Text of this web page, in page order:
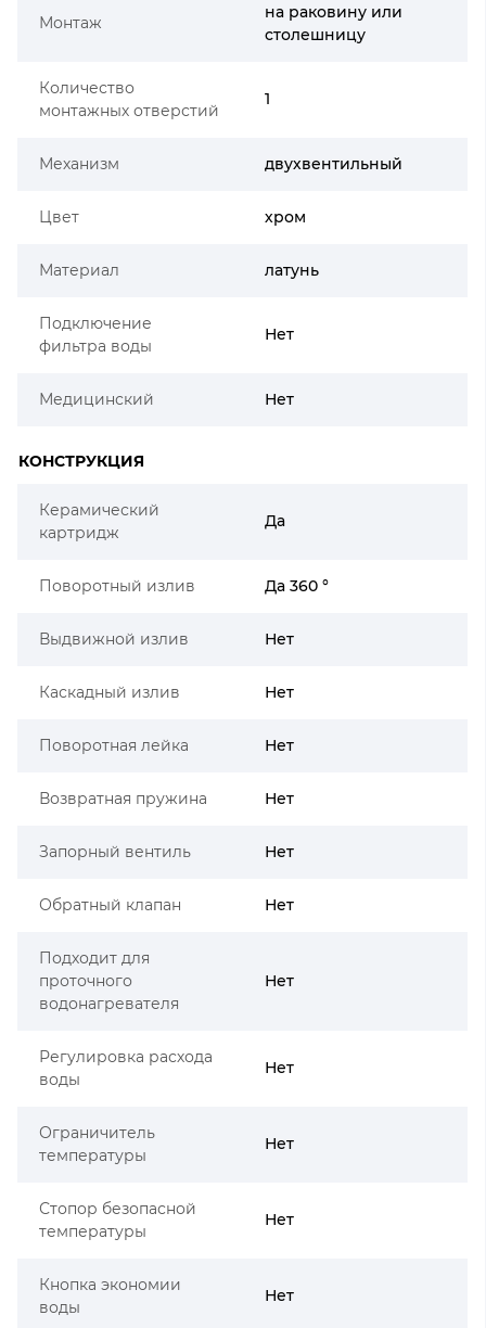
Монтаж
на раковину или
столешницу
Количество
монтажных отверстий
1
Механизм двухвентильный
Цвет хром
Материал латунь
Подключение
фильтра воды
Нет
Медицинский Нет
КОНСТРУКЦИЯ
Керамический
картридж
Да
Поворотный излив Да 360 °
Выдвижной излив Нет
Каскадный излив Нет
Поворотная лейка Нет
Возвратная пружина Нет
Запорный вентиль Нет
Обратный клапан Нет
Подходит для
проточного
водонагревателя
Нет
Регулировка расхода
воды
Нет
Ограничитель
температуры
Нет
Стопор безопасной
температуры
Нет
Кнопка экономии
воды
Нет